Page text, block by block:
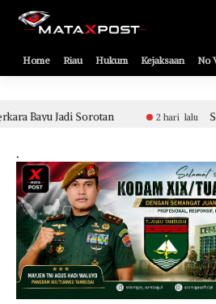
[gnpub_google_news_follow]
Home Riau Hukum Kejaksaan No
2 hari lalu Sidang Pelanggaran Kode
.